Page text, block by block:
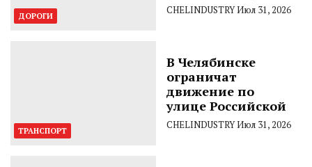
ДОРОГИ CHELINDUSTRYИюл 31, 2026
ТРАНСПОРТ
В Челябинске
ограничат
движение по
улице Российской
CHELINDUSTRYИюл 31, 2026